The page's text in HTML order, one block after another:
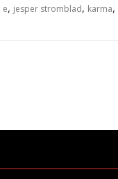
e, jesper stromblad, karma,